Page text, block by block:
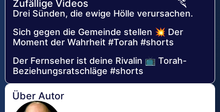
Zufällige Videos
Drei Sünden, die ewige Hölle verursachen.
Sich gegen die Gemeinde stellen 💥 Der
Moment der Wahrheit #Torah #shorts
Der Fernseher ist deine Rivalin 📺 Torah-
Beziehungsratschläge #shorts
Über Autor